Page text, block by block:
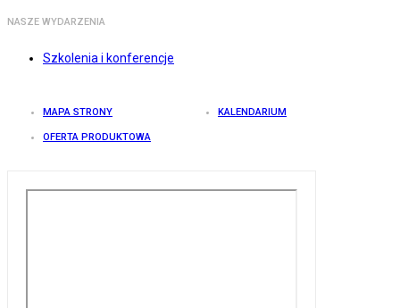
NASZE WYDARZENIA
Szkolenia i konferencje
MAPA STRONY KALENDARIUM
OFERTA PRODUKTOWA